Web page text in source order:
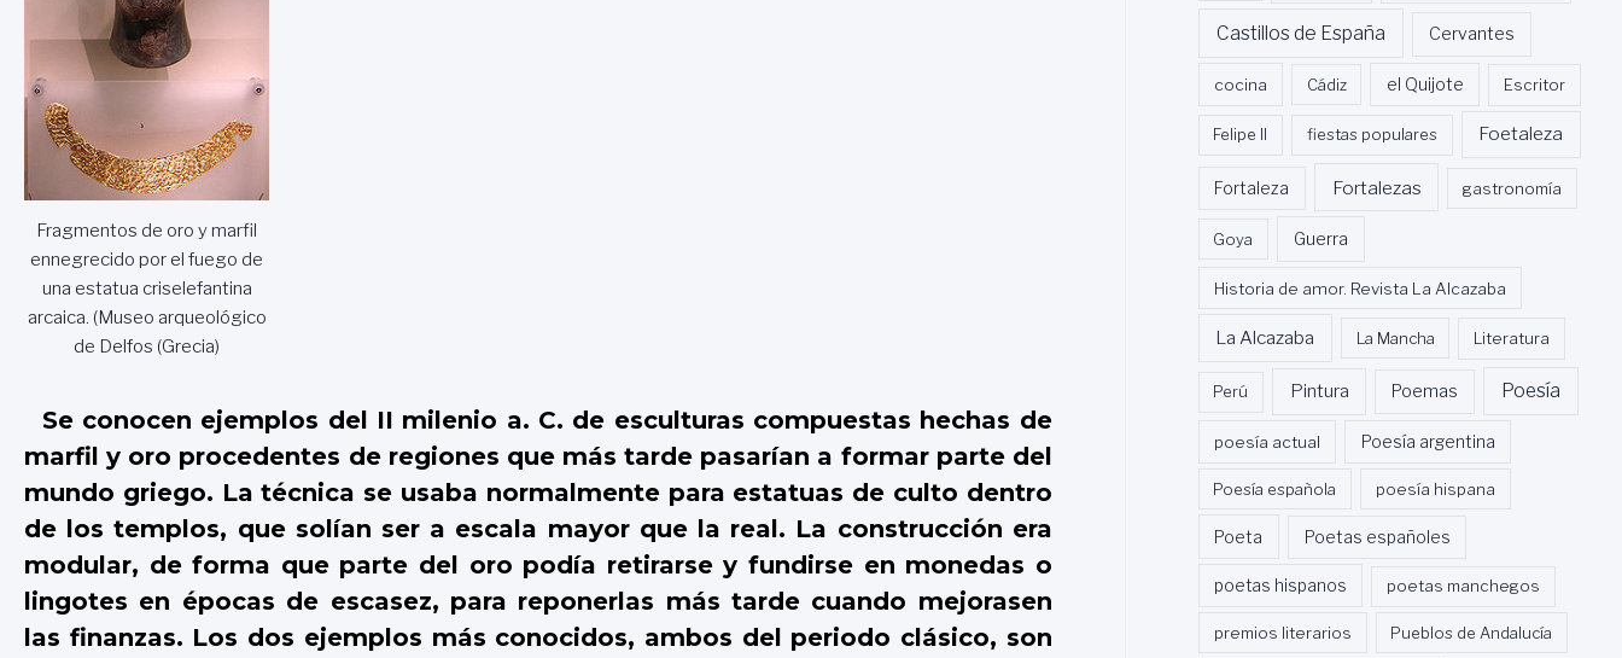
Fragmentos de oro y marfil
ennegrecido por el fuego de
una estatua criselefantina
arcaica. (Museo arqueológico
de Delfos (Grecia)
Se conocen ejemplos del II milenio a. C. de esculturas compuestas hechas de
marfil y oro procedentes de regiones que más tarde pasarían a formar parte del
mundo griego. La técnica se usaba normalmente para estatuas de culto dentro
de los templos, que solían ser a escala mayor que la real. La construcción era
modular, de forma que parte del oro podía retirarse y fundirse en monedas o
lingotes en épocas de escasez, para reponerlas más tarde cuando mejorasen
las finanzas. Los dos ejemplos más conocidos, ambos del periodo clásico, son
Castillos de España Cervantes
cocina Cádiz el Quijote Escritor
Felipe II fiestas populares Foetaleza
Fortaleza Fortalezas gastronomía
Goya Guerra
Historia de amor. Revista La Alcazaba
La Alcazaba La Mancha Literatura
Perú Pintura Poemas Poesía
poesía actual Poesía argentina
Poesía española poesía hispana
Poeta Poetas españoles
poetas hispanos poetas manchegos
premios literarios Pueblos de Andalucía